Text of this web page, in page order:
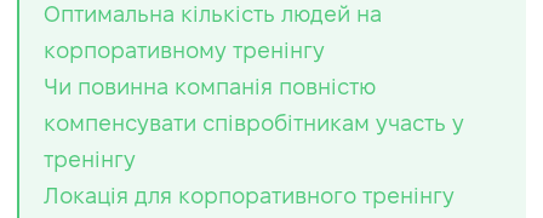
Оптимальна кількість людей на
корпоративному тренінгу
Чи повинна компанія повністю
компенсувати співробітникам участь у
тренінгу
Локація для корпоративного тренінгу